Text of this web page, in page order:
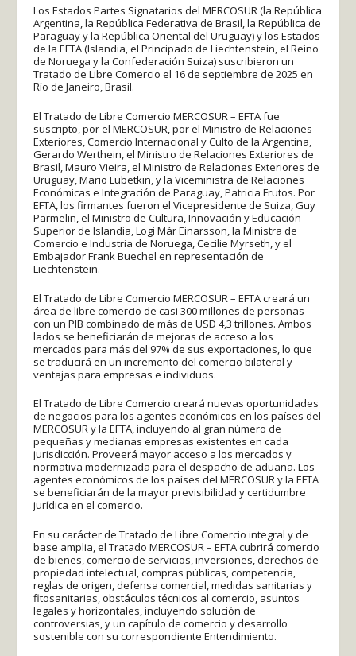
Los Estados Partes Signatarios del MERCOSUR (la República
Argentina, la República Federativa de Brasil, la República de
Paraguay y la República Oriental del Uruguay) y los Estados
de la EFTA (Islandia, el Principado de Liechtenstein, el Reino
de Noruega y la Confederación Suiza) suscribieron un
Tratado de Libre Comercio el 16 de septiembre de 2025 en
Río de Janeiro, Brasil.
El Tratado de Libre Comercio MERCOSUR – EFTA fue
suscripto, por el MERCOSUR, por el Ministro de Relaciones
Exteriores, Comercio Internacional y Culto de la Argentina,
Gerardo Werthein, el Ministro de Relaciones Exteriores de
Brasil, Mauro Vieira, el Ministro de Relaciones Exteriores de
Uruguay, Mario Lubetkin, y la Viceministra de Relaciones
Económicas e Integración de Paraguay, Patricia Frutos. Por
EFTA, los firmantes fueron el Vicepresidente de Suiza, Guy
Parmelin, el Ministro de Cultura, Innovación y Educación
Superior de Islandia, Logi Már Einarsson, la Ministra de
Comercio e Industria de Noruega, Cecilie Myrseth, y el
Embajador Frank Buechel en representación de
Liechtenstein.
El Tratado de Libre Comercio MERCOSUR – EFTA creará un
área de libre comercio de casi 300 millones de personas
con un PIB combinado de más de USD 4,3 trillones. Ambos
lados se beneficiarán de mejoras de acceso a los
mercados para más del 97% de sus exportaciones, lo que
se traducirá en un incremento del comercio bilateral y
ventajas para empresas e individuos.
El Tratado de Libre Comercio creará nuevas oportunidades
de negocios para los agentes económicos en los países del
MERCOSUR y la EFTA, incluyendo al gran número de
pequeñas y medianas empresas existentes en cada
jurisdicción. Proveerá mayor acceso a los mercados y
normativa modernizada para el despacho de aduana. Los
agentes económicos de los países del MERCOSUR y la EFTA
se beneficiarán de la mayor previsibilidad y certidumbre
jurídica en el comercio.
En su carácter de Tratado de Libre Comercio integral y de
base amplia, el Tratado MERCOSUR – EFTA cubrirá comercio
de bienes, comercio de servicios, inversiones, derechos de
propiedad intelectual, compras públicas, competencia,
reglas de origen, defensa comercial, medidas sanitarias y
fitosanitarias, obstáculos técnicos al comercio, asuntos
legales y horizontales, incluyendo solución de
controversias, y un capítulo de comercio y desarrollo
sostenible con su correspondiente Entendimiento.